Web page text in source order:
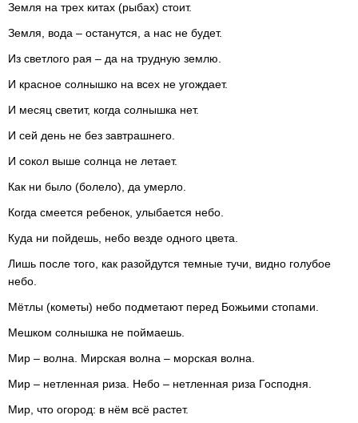
Земля на трех китах (рыбах) стоит.
Земля, вода – останутся, а нас не будет.
Из светлого рая – да на трудную землю.
И красное солнышко на всех не угождает.
И месяц светит, когда солнышка нет.
И сей день не без завтрашнего.
И сокол выше солнца не летает.
Как ни было (болело), да умерло.
Когда смеется ребенок, улыбается небо.
Куда ни пойдешь, небо везде одного цвета.
Лишь после того, как разойдутся темные тучи, видно голубое
небо.
Мётлы (кометы) небо подметают перед Божьими стопами.
Мешком солнышка не поймаешь.
Мир – волна. Мирская волна – морская волна.
Мир – нетленная риза. Небо – нетленная риза Господня.
Мир, что огород: в нём всё растет.